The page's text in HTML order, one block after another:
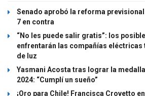
Senado aprobó la reforma
7 en contra
“No les puede salir gratis”: los
enfrentarán las compañías
de luz
Yasmani Acosta tras lograr la
2024: “Cumplí un sueño”
¡Oro para Chile! Francisca Crovetto